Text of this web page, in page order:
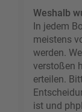
Weshalb
In jedem
meistens
werden.
verstoßen
erteilen.
ist und